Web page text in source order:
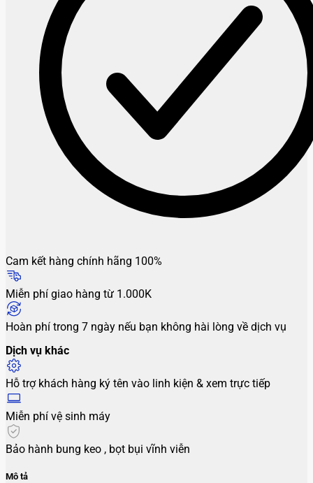
Cam kết hàng chính hãng 100%
Miễn phí giao hàng từ 1.000K
Hoàn phí trong 7 ngày nếu bạn không hài lòng về dịch vụ
Dịch vụ khác
Hỗ trợ khách hàng ký tên vào linh kiện & xem trực tiếp
Miễn phí vệ sinh máy
Bảo hành bung keo , bọt bụi vĩnh viễn
Mô tả